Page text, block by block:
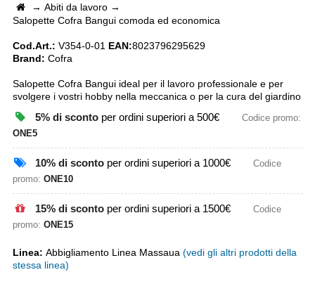
→ Abiti da lavoro→
Salopette Cofra Bangui comoda ed economica
Cod.Art.: V354-0-01 EAN:8023796295629
Brand: Cofra
Salopette Cofra Bangui ideal per il lavoro professionale e per
svolgere i vostri hobby nella meccanica o per la cura del giardino
5% di scontoper ordini superiori a 500€
Codice promo:
ONE5
10% di scontoper ordini superiori a 1000€
Codice
promo: ONE10
15% di scontoper ordini superiori a 1500€
Codice
promo: ONE15
Linea: Abbigliamento Linea Massaua (vedi gli altri prodotti della
stessa linea)